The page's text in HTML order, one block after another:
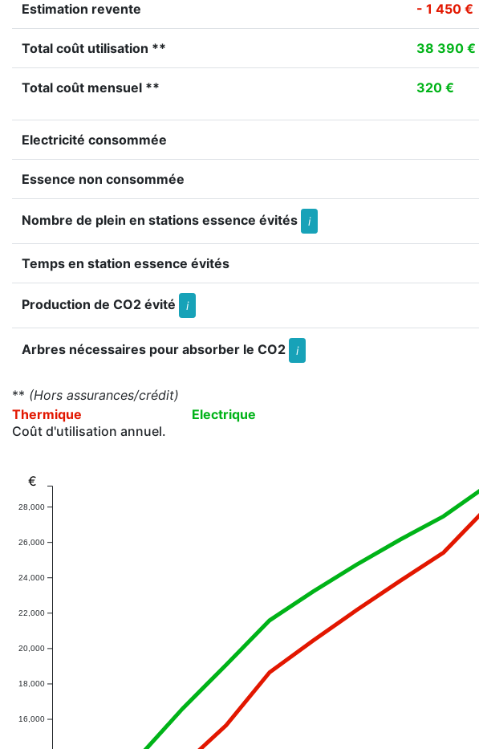
Estimation revente - 1 450 €
Total coût utilisation ** 38 390 €
Total coût mensuel ** 320 €
Electricité consommée
Essence non consommée
Nombre de plein en stations essence évités i
Temps en station essence évités
Production de CO2 évité i
Arbres nécessaires pour absorber le CO2 i
** (Hors assurances/crédit)
Thermique
Electrique
Coût d'utilisation annuel.
16,000
18,000
20,000
22,000
24,000
26,000
28,000
€